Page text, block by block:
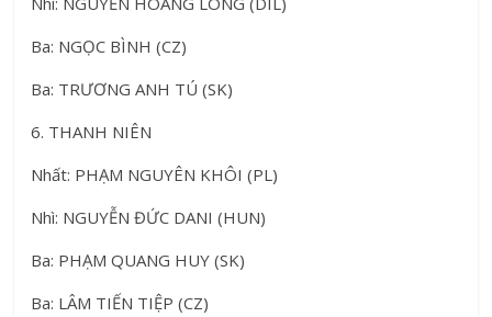
Ba: NGỌC BÌNH (CZ)
Ba: TRƯƠNG ANH TÚ (SK)
6. THANH NIÊN
Nhất: PHẠM NGUYÊN KHÔI (PL)
Nhì: NGUYỄN ĐỨC DANI (HUN)
Ba: PHẠM QUANG HUY (SK)
Ba: LÂM TIẾN TIỆP (CZ)